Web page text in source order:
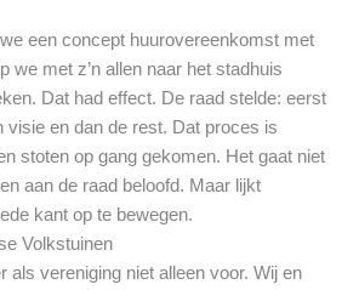
een concept huurovereenkomst met
we met z’n allen naar het stadhuis
Dat had effect. De raad stelde: eerst
visie en dan de rest. Dat proces is
stoten op gang gekomen. Het gaat niet
aan de raad beloofd. Maar lijkt
kant op te bewegen.
Volkstuinen
als vereniging niet alleen voor. Wij en